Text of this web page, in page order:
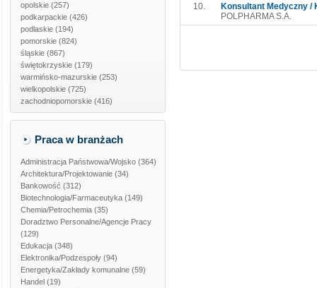
opolskie (257)
podkarpackie (426)
podlaskie (194)
pomorskie (824)
śląskie (867)
świętokrzyskie (179)
warmińsko-mazurskie (253)
wielkopolskie (725)
zachodniopomorskie (416)
Praca w branżach
Administracja Państwowa/Wojsko (364)
Architektura/Projektowanie (34)
Bankowość (312)
Biotechnologia/Farmaceutyka (149)
Chemia/Petrochemia (35)
Doradztwo Personalne/Agencje Pracy
(129)
Edukacja (348)
Elektronika/Podzespoły (94)
Energetyka/Zakłady komunalne (59)
Handel (19)
10.
Konsultant Medyczny /
POLPHARMA S.A.